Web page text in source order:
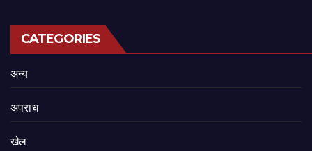
CATEGORIES
अन्य
अपराध
खेल